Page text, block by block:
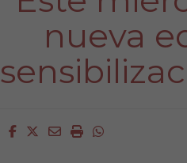
nueva
Facebook
Twitter
EmailImprimirWhatsapp